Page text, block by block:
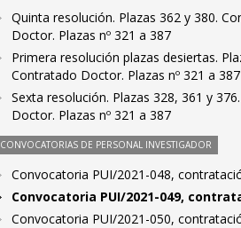
Quinta resolución. Plazas 362 y 380.
Doctor. Plazas nº 321 a 387
Primera resolución plazas desiertas.
Contratado Doctor. Plazas nº 321 a 387
Sexta resolución. Plazas 328, 361 y
Doctor. Plazas nº 321 a 387
CONVOCATORIAS DE PERSONAL INVESTIGADOR
Convocatoria PUI/2021-048,
Convocatoria PUI/2021-049,
Convocatoria PUI/2021-050,